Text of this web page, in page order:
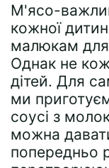
М'ясо-
кожної
малюкам для
Однак не
дітей. Для
ми
соусі з
можна
попередньо